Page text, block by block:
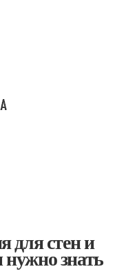
для стен и
нужно знать